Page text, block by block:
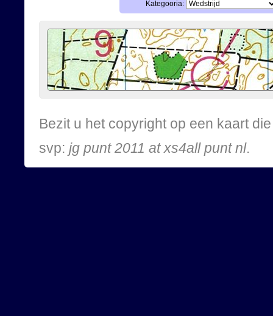
Kategooria:
Bezit u het copyright op een kaart
svp: jg punt 2011 at xs4all punt nl.